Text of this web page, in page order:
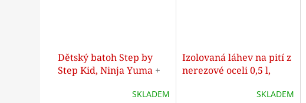
Dětský batoh Step by
Step Kid, Ninja Yuma +
barev - ZDARMASKLADEM
Izolovaná láhev na pití z
nerezové oceli 0,5 l,
SKLADEM